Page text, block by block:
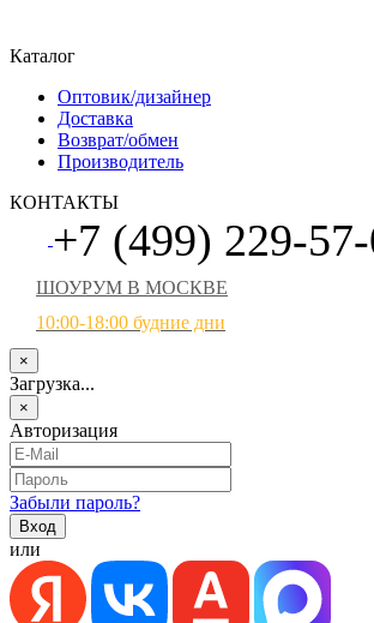
Каталог
Оптовик/дизайнер
Доставка
Возврат/обмен
Производитель
КОНТАКТЫ
+7 (499) 229-
ШОУРУМ В МОСКВЕ
10:00-18:00 будние дни
×
Загрузка...
×
Авторизация
Забыли пароль?
или